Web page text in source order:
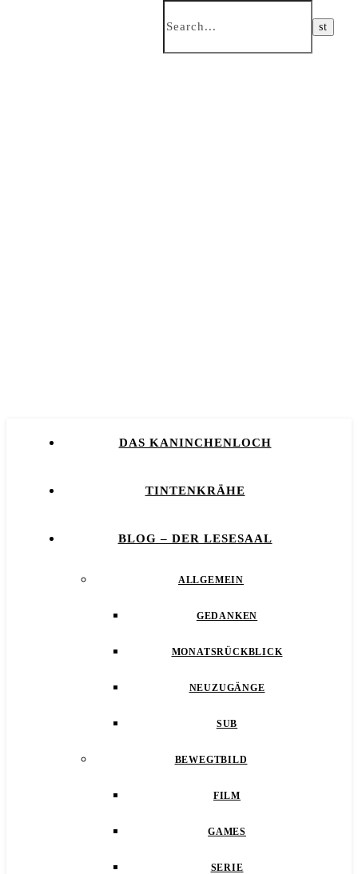
DAS KANINCHENLOCH
TINTENKRÄHE
BLOG – DER LESESAAL
ALLGEMEIN
GEDANKEN
MONATSRÜCKBLICK
NEUZUGÄNGE
SUB
BEWEGTBILD
FILM
GAMES
SERIE